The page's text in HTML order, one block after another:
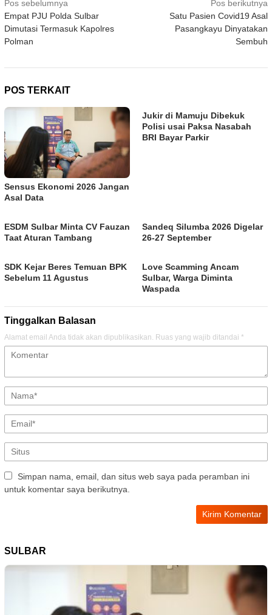
Navigasi
pos
Pos sebelumnya
Empat PJU Polda Sulbar
Dimutasi Termasuk Kapolres
Polman
Pos berikutnya
Satu Pasien Covid19 Asal
Pasangkayu Dinyatakan
Sembuh
POS TERKAIT
Sensus Ekonomi 2026 Jangan
Asal Data
Jukir di Mamuju Dibekuk
Polisi usai Paksa Nasabah
BRI Bayar Parkir
ESDM Sulbar Minta CV Fauzan
Taat Aturan Tambang
Sandeq Silumba 2026 Digelar
26-27 September
SDK Kejar Beres Temuan BPK
Sebelum 11 Agustus
Love Scamming Ancam
Sulbar, Warga Diminta
Waspada
Tinggalkan Balasan
Alamat email Anda tidak akan dipublikasikan. Ruas yang wajib ditandai *
Simpan nama, email, dan situs web saya pada peramban ini
untuk komentar saya berikutnya.
SULBAR